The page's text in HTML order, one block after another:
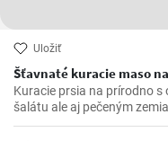
Uložiť
Šťavnaté kuracie maso
Kuracie prsia na prírodno s
šalátu ale aj pečeným
spôsob šťavnatých